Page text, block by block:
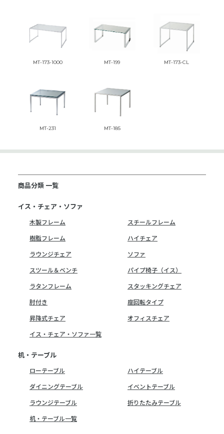
MT-173-1000 MT-199 MT-173-CL
MT-231 MT-185
商品分類 一覧
イス・チェア・ソファ
木製フレーム
スチールフレーム
樹脂フレーム
ハイチェア
ラウンジチェア
ソファ
スツール＆ベンチ
パイプ椅子（イス）
ラタンフレーム
スタッキングチェア
肘付き
座回転タイプ
昇降式チェア
オフィスチェア
イス・チェア・ソファ一覧
机・テーブル
ローテーブル
ハイテーブル
ダイニングテーブル
イベントテーブル
ラウンジテーブル
折りたたみテーブル
机・テーブル一覧